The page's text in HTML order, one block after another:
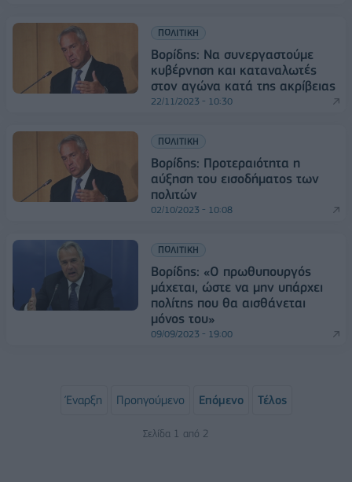
ΠΟΛΙΤΙΚΗ
Βορίδης: Να συνεργαστούμε
κυβέρνηση και καταναλωτές
στον αγώνα κατά της ακρίβειας
22/11/2023 - 10:30
ΠΟΛΙΤΙΚΗ
Βορίδης: Προτεραιότητα η
αύξηση του εισοδήματος των
πολιτών
02/10/2023 - 10:08
ΠΟΛΙΤΙΚΗ
Βορίδης: «Ο πρωθυπουργός
μάχεται, ώστε να μην υπάρχει
πολίτης που θα αισθάνεται
μόνος του»
09/09/2023 - 19:00
Έναρξη Προηγούμενο Επόμενο Τέλος
Σελίδα 1 από 2